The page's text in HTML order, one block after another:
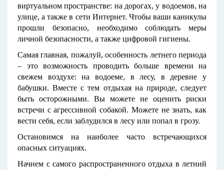
виртуальном пространстве: на дорогах, у водоемов, на
улице, а также в сети Интернет. Чтобы ваши каникулы
прошли безопасно, необходимо соблюдать меры
личной безопасности, а также цифровой гигиены.
Самая главная, пожалуй, особенность летнего периода
– это возможность проводить больше времени на
свежем воздухе: на водоеме, в лесу, в деревне у
бабушки. Вместе с тем отдыхая на природе, следует
быть осторожными. Вы можете не оценить риски
встречи с агрессивной собакой. Можете не знать, как
вести себя, если заблудился в лесу или попал в грозу.
Остановимся на наиболее часто встречающихся
опасных ситуациях.
Начнем с самого распространенного отдыха в летний